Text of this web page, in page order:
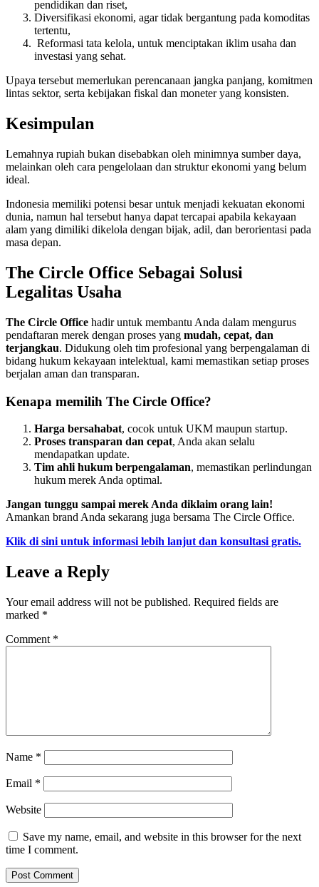
pendidikan dan riset,
Diversifikasi ekonomi, agar tidak bergantung pada komoditas
tertentu,
Reformasi tata kelola, untuk menciptakan iklim usaha dan
investasi yang sehat.
Upaya tersebut memerlukan perencanaan jangka panjang, komitmen
lintas sektor, serta kebijakan fiskal dan moneter yang konsisten.
Kesimpulan
Lemahnya rupiah bukan disebabkan oleh minimnya sumber daya,
melainkan oleh cara pengelolaan dan struktur ekonomi yang belum
ideal.
Indonesia memiliki potensi besar untuk menjadi kekuatan ekonomi
dunia, namun hal tersebut hanya dapat tercapai apabila kekayaan
alam yang dimiliki dikelola dengan bijak, adil, dan berorientasi pada
masa depan.
The Circle Office Sebagai Solusi
Legalitas Usaha
The Circle Office hadir untuk membantu Anda dalam mengurus
pendaftaran merek dengan proses yang mudah, cepat, dan
terjangkau. Didukung oleh tim profesional yang berpengalaman di
bidang hukum kekayaan intelektual, kami memastikan setiap proses
berjalan aman dan transparan.
Kenapa memilih The Circle Office?
Harga bersahabat, cocok untuk UKM maupun startup.
Proses transparan dan cepat, Anda akan selalu
mendapatkan update.
Tim ahli hukum berpengalaman, memastikan perlindungan
hukum merek Anda optimal.
Jangan tunggu sampai merek Anda diklaim orang lain!
Amankan brand Anda sekarang juga bersama The Circle Office.
Klik di sini untuk informasi lebih lanjut dan konsultasi gratis.
Leave a Reply
Your email address will not be published. Required fields are
marked *
Comment *
Name *
Email *
Website
Save my name, email, and website in this browser for the next
time I comment.